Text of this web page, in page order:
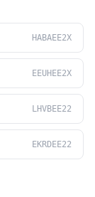
HABAEE2X
EEUHEE2X
LHVBEE22
EKRDEE22